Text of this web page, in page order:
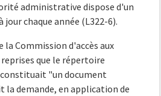
administrative dispose d'un
chaque année (L322-6).
Commission d'accès aux
que le répertoire
constituait "un document
demande, en application de